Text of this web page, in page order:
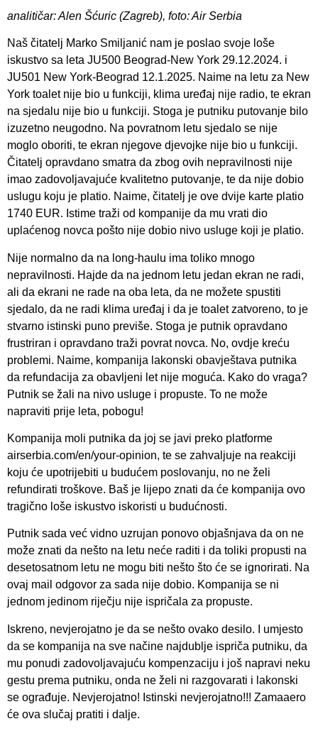
analitičar: Alen Šćuric (Zagreb), foto: Air Serbia
Naš čitatelj Marko Smiljanić nam je poslao svoje loše
iskustvo sa leta JU500 Beograd-New York 29.12.2024. i
JU501 New York-Beograd 12.1.2025. Naime na letu za New
York toalet nije bio u funkciji, klima uređaj nije radio, te ekran
na sjedalu nije bio u funkciji. Stoga je putniku putovanje bilo
izuzetno neugodno. Na povratnom letu sjedalo se nije
moglo oboriti, te ekran njegove djevojke nije bio u funkciji.
Čitatelj opravdano smatra da zbog ovih nepravilnosti nije
imao zadovoljavajuće kvalitetno putovanje, te da nije dobio
uslugu koju je platio. Naime, čitatelj je ove dvije karte platio
1740 EUR. Istime traži od kompanije da mu vrati dio
uplaćenog novca pošto nije dobio nivo usluge koji je platio.
Nije normalno da na long-haulu ima toliko mnogo
nepravilnosti. Hajde da na jednom letu jedan ekran ne radi,
ali da ekrani ne rade na oba leta, da ne možete spustiti
sjedalo, da ne radi klima uređaj i da je toalet zatvoreno, to je
stvarno istinski puno previše. Stoga je putnik opravdano
frustriran i opravdano traži povrat novca. No, ovdje kreću
problemi. Naime, kompanija lakonski obavještava putnika
da refundacija za obavljeni let nije moguća. Kako do vraga?
Putnik se žali na nivo usluge i propuste. To ne može
napraviti prije leta, pobogu!
Kompanija moli putnika da joj se javi preko platforme
airserbia.com/en/your-opinion, te se zahvaljuje na reakciji
koju će upotrijebiti u budućem poslovanju, no ne želi
refundirati troškove. Baš je lijepo znati da će kompanija ovo
tragično loše iskustvo iskoristi u budućnosti.
Putnik sada već vidno uzrujan ponovo objašnjava da on ne
može znati da nešto na letu neće raditi i da toliki propusti na
desetosatnom letu ne mogu biti nešto što će se ignorirati. Na
ovaj mail odgovor za sada nije dobio. Kompanija se ni
jednom jedinom riječju nije ispričala za propuste.
Iskreno, nevjerojatno je da se nešto ovako desilo. I umjesto
da se kompanija na sve načine najdublje ispriča putniku, da
mu ponudi zadovoljavajuću kompenzaciju i još napravi neku
gestu prema putniku, onda ne želi ni razgovarati i lakonski
se ograđuje. Nevjerojatno! Istinski nevjerojatno!!! Zamaaero
će ova slučaj pratiti i dalje.